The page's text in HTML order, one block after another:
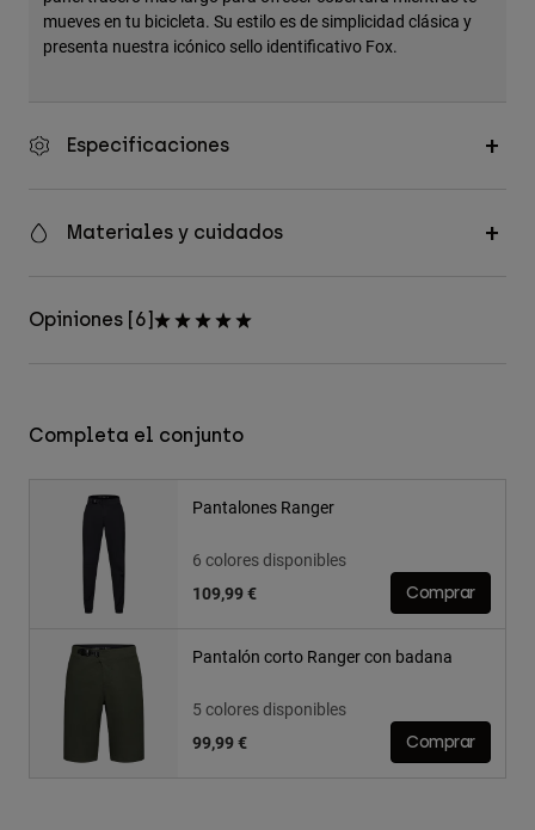
mueves en tu bicicleta. Su estilo es de simplicidad clásica y
presenta nuestra icónico sello identificativo Fox.
Especificaciones
Materiales y cuidados
Opiniones [6]
Completa el conjunto
Pantalones Ranger
6 colores disponibles
109,99 €
Comprar
Pantalón corto Ranger con badana
5 colores disponibles
99,99 €
Comprar